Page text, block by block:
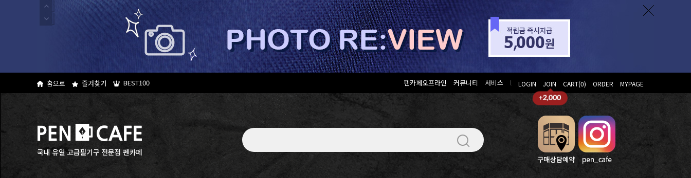
홈으로 즐겨찾기 BEST100 펜카페오프라인 커뮤니티 서비스 l LOGIN JOIN CART(0) ORDER MYPAGE